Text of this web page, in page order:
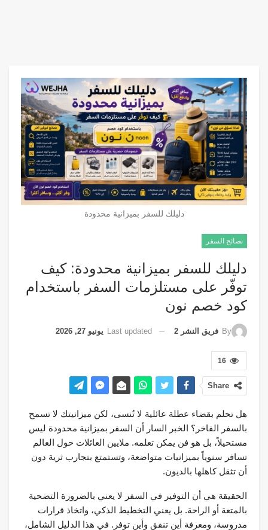
دليلك للسفر بميزانية محدودة
نصائح السفر
دليلك للسفر بميزانية محدودة: كيف
توفّر على مستلزمات السفر باستخدام
كود خصم نون
By فريق النشر 2 Last updated يونيو 27, 2026
16
Share
هل تحلم بقضاء عطلة عائلية لا تُنسى، لكن ميزانيتك لا تسمح
بالسفر الفاخر؟ الخبر السار أن السفر بميزانية محدودة ليس
مستحيلاً، بل هو فن يمكن تعلمه. ملايين العائلات حول العالم
تسافر سنوياً بميزانيات متواضعة، وتستمتع بتجارب ثرية دون
أن تثقل كاهلها بالديون.
الحقيقة هي أن التوفير في السفر لا يعني بالضرورة التضحية
بالمتعة أو الراحة. بل يعني التخطيط الذكي، واتخاذ قرارات
مدروسة، ومعرفة أين تنفق وأين توفر. في هذا الدليل الشامل،